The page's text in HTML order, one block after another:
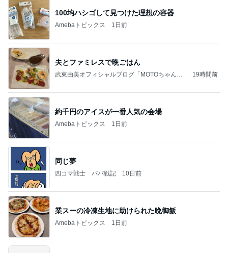
100均ハシゴして見つけた理想の容器
Amebaトピックス 1日前
夫とファミレスで晩ごはん
武東由美オフィシャルブログ「MOTOちゃんと
19時間前
約千円のアイスが一番人気の会場
Amebaトピックス 1日前
同じ夢
四コマ戦士 パパ戦記 10日前
業スーの冷凍生地に助けられた晩御飯
Amebaトピックス 1日前